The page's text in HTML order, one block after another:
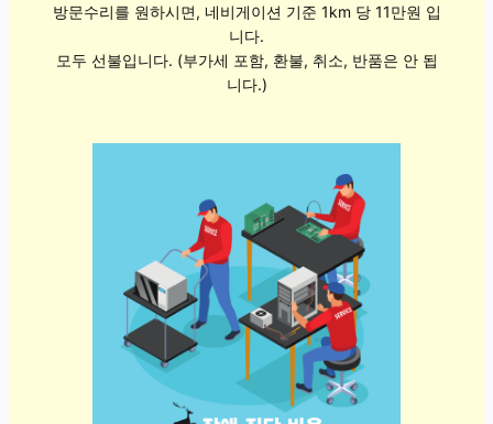
방문수리를 원하시면, 네비게이션 기준 1km 당 11만원 입
니다.
모두 선불입니다. (부가세 포함, 환불, 취소, 반품은 안 됩
니다.)